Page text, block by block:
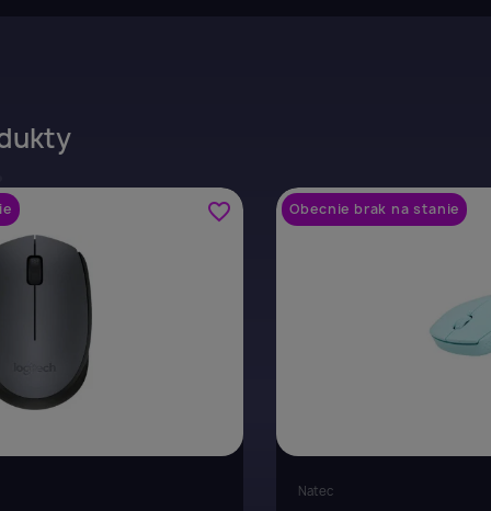
favorite_border Obecnie brak na stanie
Natec